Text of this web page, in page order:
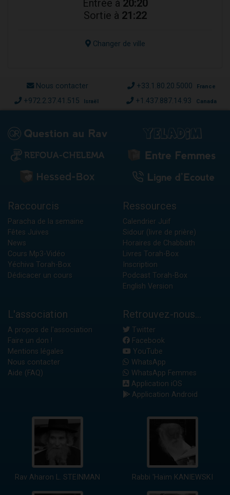
Entrée à 20:20
Sortie à 21:22
Changer de ville
Nous contacter +33.1.80.20.5000 France
+972.2.37.41.515 Israël +1.437.887.14.93 Canada
Raccourcis
Paracha de la semaine
Fêtes Juives
News
Cours Mp3-Vidéo
Yéchiva Torah-Box
Dédicacer un cours
Ressources
Calendrier Juif
Sidour (livre de prière)
Horaires de Chabbath
Livres Torah-Box
Inscription
Podcast Torah-Box
English Version
L'association
A propos de l'association
Faire un don !
Mentions légales
Nous contacter
Aide (FAQ)
Retrouvez-nous...
Twitter
Facebook
YouTube
WhatsApp
WhatsApp Femmes
Application iOS
Application Android
Rav Aharon L. STEINMAN Rabbi 'Haïm KANIEWSKI